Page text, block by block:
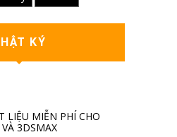
KÝ
LIỆU MIỄN PHÍ CHO
3DSMAX